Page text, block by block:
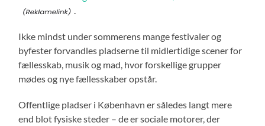
Ikke mindst under sommerens mange festivaler og
byfester forvandles pladserne til midlertidige scener for
fællesskab, musik og mad, hvor forskellige grupper
mødes og nye fællesskaber opstår.
Offentlige pladser i København er således langt mere
end blot fysiske steder – de er sociale motorer, der